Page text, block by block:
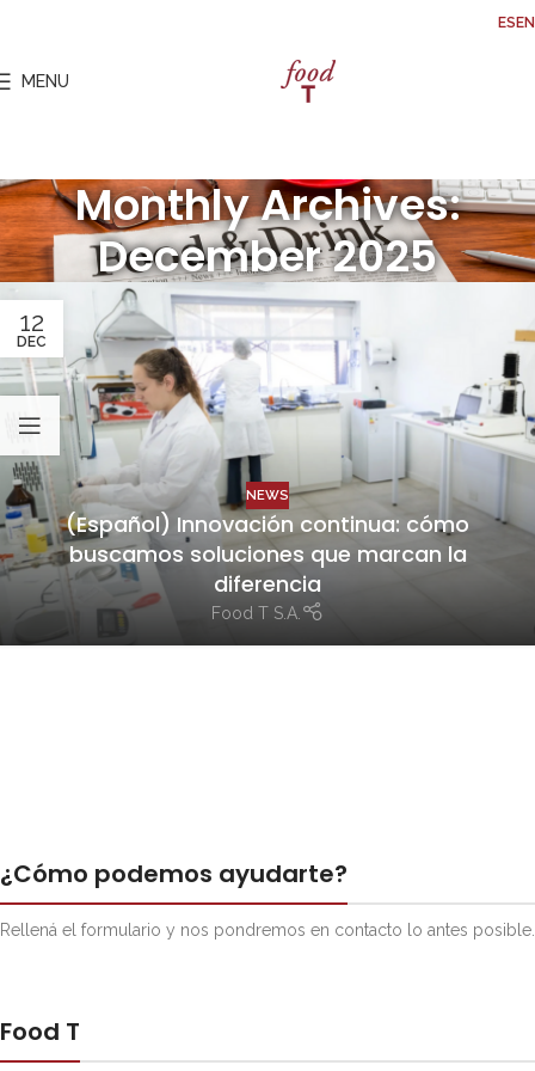
ES EN
MENU
Monthly Archives:
December 2025
12
DEC
NEWS
(Español) Innovación continua: cómo
buscamos soluciones que marcan la
diferencia
Food T S.A.
¿Cómo podemos ayudarte?
Rellená el formulario y nos pondremos en contacto lo antes posible.
Food T